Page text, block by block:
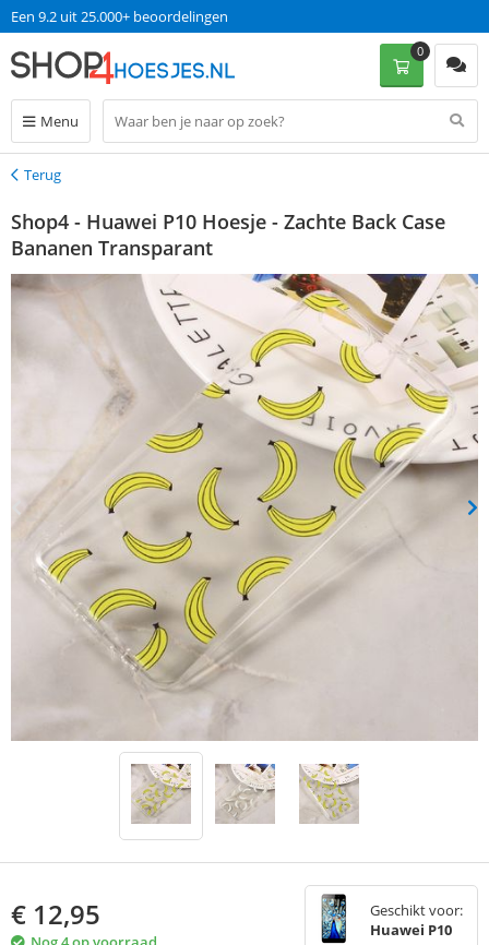
Op werkdagen voor 13:00 uur besteld, dinsdag in huis!
Een 9.2 uit 25.000+ beoordelingen
Menu
0
Terug
Terug
Shop4 - Huawei P10 Hoesje - Zachte Back Case
Bananen Transparant
€ 12,95
Geschikt voor:
Huawei P10